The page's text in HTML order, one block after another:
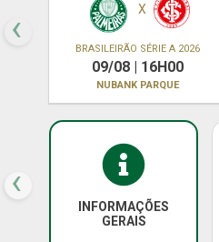
X
BRASILEIRÃO SÉRIE A 2026
09/08 | 16H00
NUBANK PARQUE
‹
INFORMAÇÕES
GERAIS
‹